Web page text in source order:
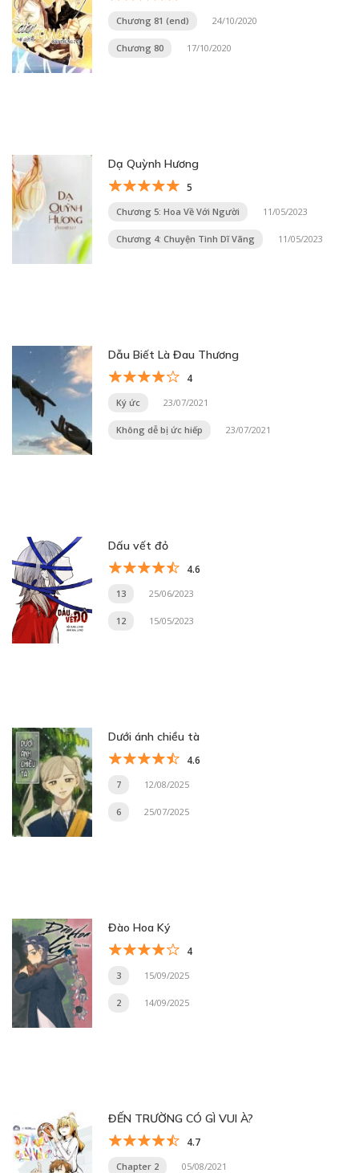
Chương 81 (end) 24/10/2020
Chương 80 17/10/2020
Dạ Quỳnh Hương
5
Chương 5: Hoa Về Với Người 11/05/2023
Chương 4: Chuyện Tình Dĩ Vãng 11/05/2023
Dẫu Biết Là Đau Thương
4
Ký ức 23/07/2021
Không dễ bị ức hiếp 23/07/2021
Dấu vết đỏ
4.6
13 25/06/2023
12 15/05/2023
Dưới ánh chiều tà
4.6
7 12/08/2025
6 25/07/2025
Đào Hoa Ký
4
3 15/09/2025
2 14/09/2025
ĐẾN TRƯỜNG CÓ GÌ VUI À?
4.7
Chapter 2 05/08/2021